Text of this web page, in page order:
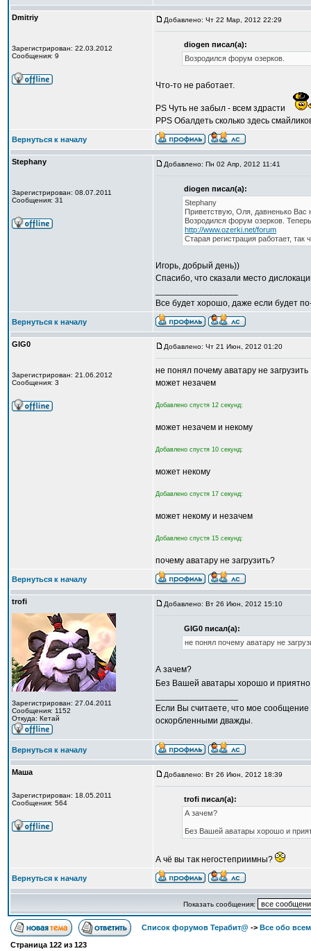
Dmitriy
Зарегистрирован: 22.03.2012
Сообщения: 9
Добавлено: Чт 22 Мар, 2012 22:29
diogen писал(а):
Возродился форум озерков.
Что-то не работает.
PS Чуть не забыл - всем здрасти
PPS Обалдеть сколько здесь
Вернуться к началу
Stephany
Зарегистрирован: 08.07.2011
Сообщения: 31
Добавлено: Пн 02 Апр, 2012 11:41
diogen писал(а):
Stephany
Приветствую, Оля, давненько Вас
Возродился форум озерков.
http://www.ozerki.net/forum
Старая регистрация работает, так
Игорь, добрый день))
Спасибо, что сказали место
Все будет хорошо, даже если будет
Вернуться к началу
GIG0
Зарегистрирован: 21.06.2012
Сообщения: 3
Добавлено: Чт 21 Июн, 2012 01:20
не понял почему аватару не загрузить
может незачем
Добавлено спустя 12 секунд:
может незачем и некому
Добавлено спустя 10 секунд:
может некому
Добавлено спустя 17 секунд:
может некому и незачем
Добавлено спустя 15 секунд:
почему аватару не загрузить?
Вернуться к началу
trofi
Зарегистрирован: 27.04.2011
Сообщения: 1152
Откуда: Кетай
Добавлено: Вт 26 Июн, 2012 15:10
GIG0 писал(а):
не понял почему аватару не
А зачем?
Без Вашей аватары хорошо и
Если Вы считаете, что мое сообщение
оскорбленными дважды.
Вернуться к началу
Маша
Зарегистрирован: 18.05.2011
Сообщения: 564
Добавлено: Вт 26 Июн, 2012 18:39
trofi писал(а):
А зачем?
Без Вашей аватары хорошо и
А чё вы так негостеприимны?
Вернуться к началу
Показать сообщения:
Список форумов Терабит@ -> Все обо всем
Страница 122 из 123